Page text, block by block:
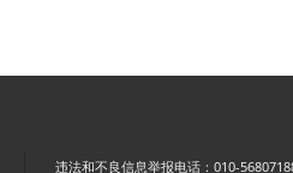
违法和不良信息举报电话：010-